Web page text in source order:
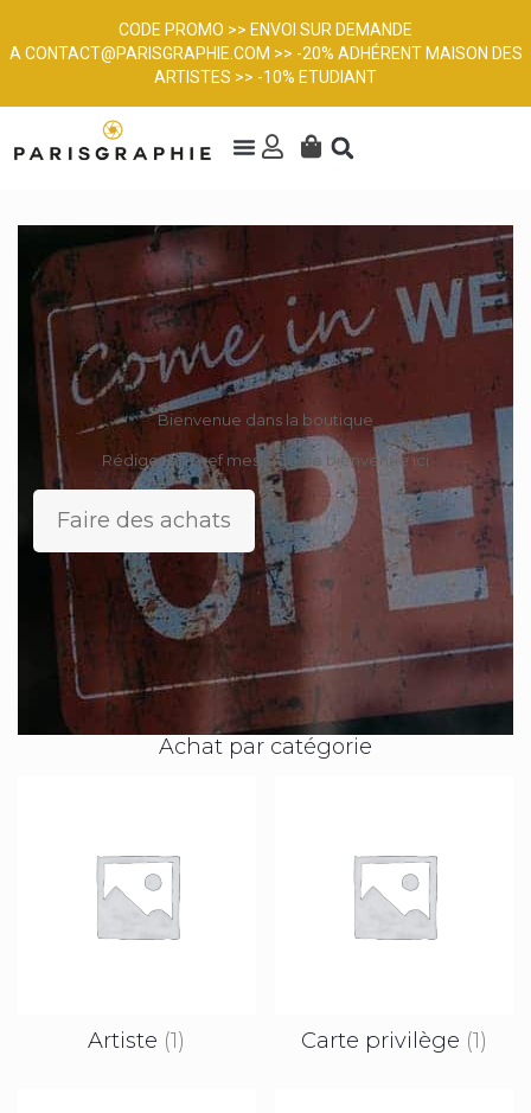
CODE PROMO >> ENVOI SUR DEMANDE
A CONTACT@PARISGRAPHIE.COM >> -20% ADHÉRENT MAISON DES
ARTISTES >> -10% ETUDIANT
Bienvenue dans la boutique
Rédiger un bref message de bienvenue ici
Faire des achats
Achat par catégorie
Artiste (1) Carte privilège (1)